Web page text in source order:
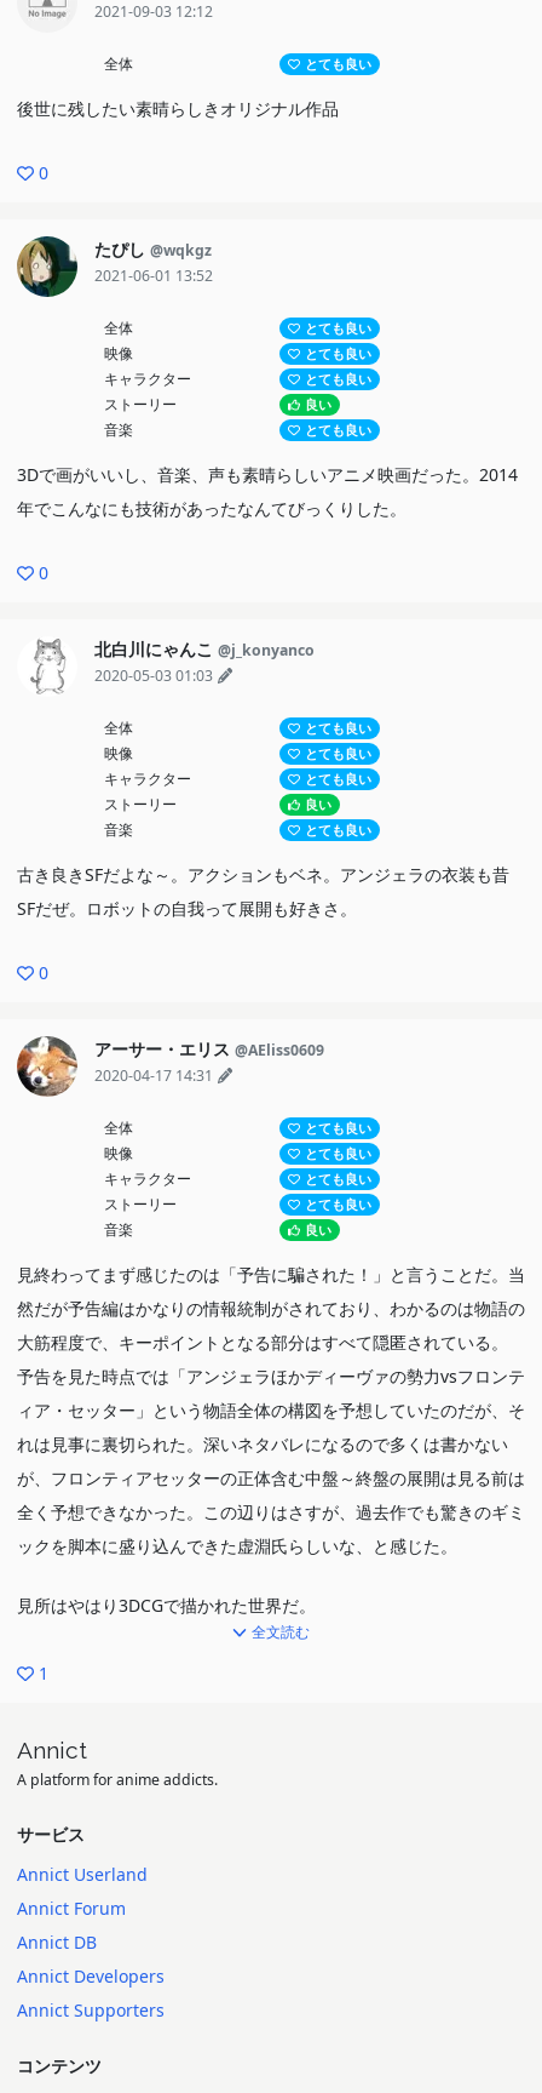
2021-09-03 12:12
全体 とても良い
後世に残したい素晴らしきオリジナル作品
0
たぴし @wqkgz
2021-06-01 13:52
全体 とても良い
映像 とても良い
キャラクター とても良い
ストーリー 良い
音楽 とても良い
3Dで画がいいし、音楽、声も素晴らしいアニメ映画だった。2014
年でこんなにも技術があったなんてびっくりした。
0
北白川にゃんこ @j_konyanco
2020-05-03 01:03
全体 とても良い
映像 とても良い
キャラクター とても良い
ストーリー 良い
音楽 とても良い
古き良きSFだよな～。アクションもベネ。アンジェラの衣装も昔
SFだぜ。ロボットの自我って展開も好きさ。
0
アーサー・エリス @AEliss0609
2020-04-17 14:31
全体 とても良い
映像 とても良い
キャラクター とても良い
ストーリー とても良い
音楽 良い
見終わってまず感じたのは「予告に騙された！」と言うことだ。当
然だが予告編はかなりの情報統制がされており、わかるのは物語の
大筋程度で、キーポイントとなる部分はすべて隠匿されている。
予告を見た時点では「アンジェラほかディーヴァの勢力vsフロンテ
ィア・セッター」という物語全体の構図を予想していたのだが、そ
れは見事に裏切られた。深いネタバレになるので多くは書かない
が、フロンティアセッターの正体含む中盤～終盤の展開は見る前は
全く予想できなかった。この辺りはさすが、過去作でも驚きのギミ
ックを脚本に盛り込んできた虚淵氏らしいな、と感じた。
見所はやはり3DCGで描かれた世界だ。
「蒼き鋼のアルペジオ」「聖闘士星矢LoS」など日本でも3DCG主
体のアニメが普及してきたが、本作もそれらに勝るとも劣らないハ
特に感動したのがキャラクターの描写だ。様々な部分で見られる人
間らしい所作、コロコロ変わるアンジェラの表情、しなやかな格闘
い。アルペジオと同じく、2次元的キャラの「らしさ」を3Dに落と
しこんでいる。
トランジスタグラマーなアンジェラは多彩な表情もあって可愛く、
そしてエロい（重要）。しかも戦闘外骨格アーハンのコックピット
はバイクの座席のような構造なので、乳揺れも尻も思う存分拝め
る。ありがたやー。
鳥肌モノ。特にラストの市街戦は「かっこいい」の一言。
全文読む
1
Annict
A platform for anime addicts.
サービス
Annict Userland
Annict Forum
Annict DB
Annict Developers
Annict Supporters
コンテンツ